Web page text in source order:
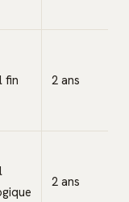
fin 2 ans
2 ans